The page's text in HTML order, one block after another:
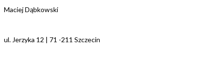
Maciej Dąbkowski
ul. Jerzyka 12 | 71 -211 Szczecin